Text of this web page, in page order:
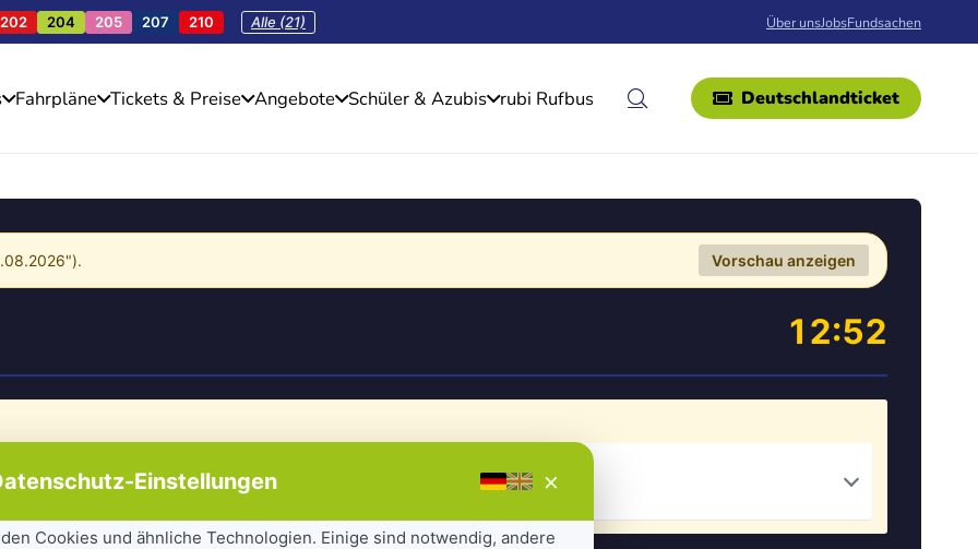
202 204 205 207 210 Alle (21) Über unsJobsFundsachen
Fahrpläne Tickets & Preise Angebote Schüler & Azubis rubi Rufbus Deutschlandticket
Vorschau anzeigen
12:52
Einstellungen ×
Cookies und ähnliche Technologien. Einige sind notwendig, andere